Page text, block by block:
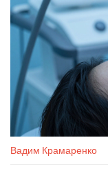
Вадим Крамаренко